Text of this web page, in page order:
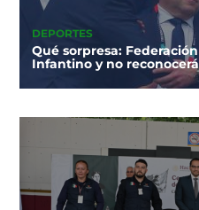
DEPORTES
Qué sorpresa:
Infantino y no